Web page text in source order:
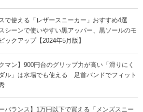
で使える「レザースニーカー」おすすめ4選
シーンで使いやすい黒アッパー、黒ソールのモ
ックアップ【2024年5月版】
マン】900円台のグリップ力が高い「滑りにく
ル」は水場でも使える 足首バンドでフィット
ーバランス】1万円以下で買える「メンズスニー